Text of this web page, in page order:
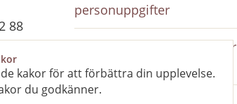
kakor för att förbättra din upplevelse.
du godkänner.
88
personuppgifter
Inloggning på intranätet för
anställda